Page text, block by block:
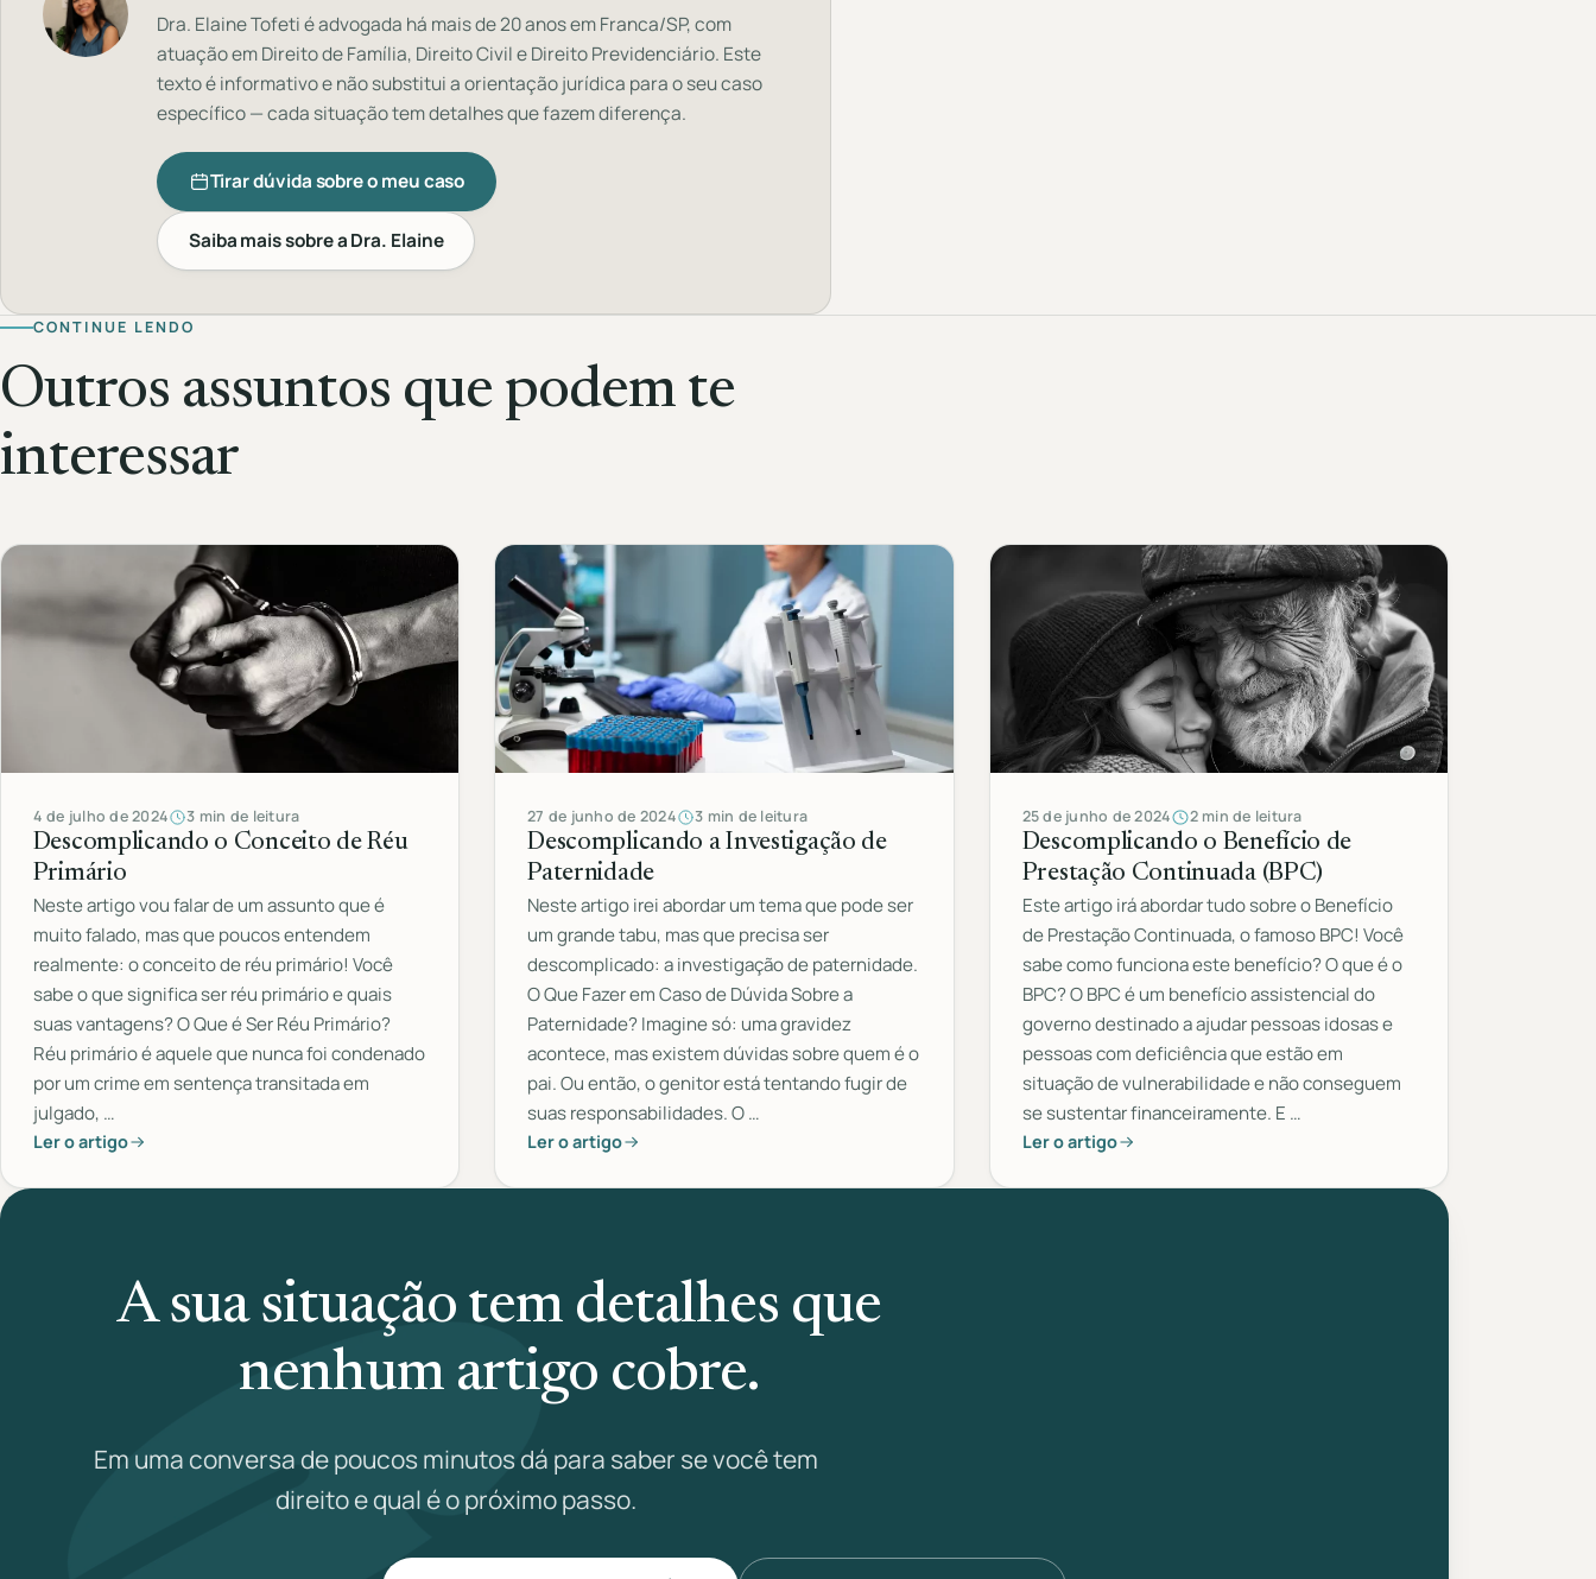
Dra. Elaine Tofeti é advogada há mais de 20 anos em Franca/SP, com
atuação em Direito de Família, Direito Civil e Direito Previdenciário. Este
texto é informativo e não substitui a orientação jurídica para o seu caso
específico — cada situação tem detalhes que fazem diferença.
Tirar dúvida sobre o meu caso
Saiba mais sobre a Dra. Elaine
CONTINUE LENDO
Outros assuntos que podem te
interessar
4 de julho de 2024 3 min de leitura
Descomplicando o Conceito de Réu
Primário
Neste artigo vou falar de um assunto que é
muito falado, mas que poucos entendem
realmente: o conceito de réu primário! Você
sabe o que significa ser réu primário e quais
suas vantagens? O Que é Ser Réu Primário?
Réu primário é aquele que nunca foi condenado
por um crime em sentença transitada em
julgado, …
Ler o artigo
27 de junho de 2024 3 min de leitura
Descomplicando a Investigação de
Paternidade
Neste artigo irei abordar um tema que pode ser
um grande tabu, mas que precisa ser
descomplicado: a investigação de paternidade.
O Que Fazer em Caso de Dúvida Sobre a
Paternidade? Imagine só: uma gravidez
acontece, mas existem dúvidas sobre quem é o
pai. Ou então, o genitor está tentando fugir de
suas responsabilidades. O …
Ler o artigo
25 de junho de 2024 2 min de leitura
Descomplicando o Benefício de
Prestação Continuada (BPC)
Este artigo irá abordar tudo sobre o Benefício
de Prestação Continuada, o famoso BPC! Você
sabe como funciona este benefício? O que é o
BPC? O BPC é um benefício assistencial do
governo destinado a ajudar pessoas idosas e
pessoas com deficiência que estão em
situação de vulnerabilidade e não conseguem
se sustentar financeiramente. E …
Ler o artigo
A sua situação tem detalhes que
nenhum artigo cobre.
Em uma conversa de poucos minutos dá para saber se você tem
direito e qual é o próximo passo.